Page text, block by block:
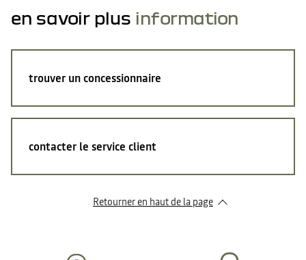
en savoir plus information
trouver un concessionnaire
contacter le service client
Retourner en haut de la page